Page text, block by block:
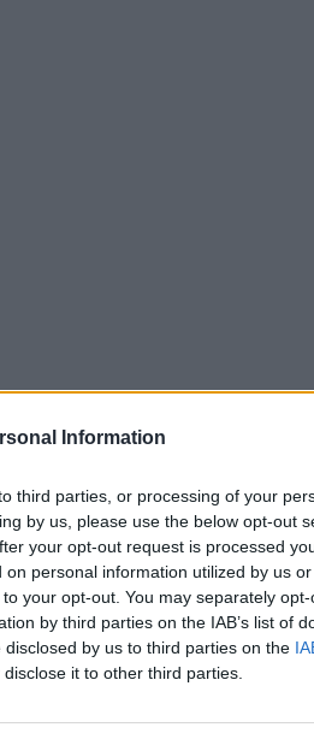
Information
third parties, or processing of your
by us, please use the below opt-out
your opt-out request is processed
personal information utilized by us
your opt-out. You may separately
by third parties on the IAB’s list of
by us to third parties on the
it to other third parties.